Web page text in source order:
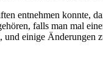
entnehmen konnte,
falls man mal
einige